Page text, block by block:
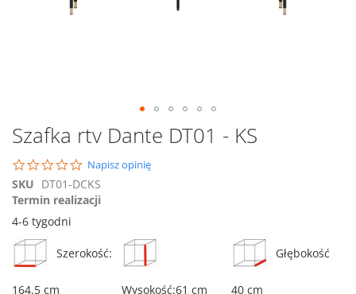
Przejdź
na
początek
galerii
Szafka rtv Dante DT01 - KS
0.0
star
rating
Napisz opinię
SKU DT01-DCKS
Termin realizacji
4-6 tygodni
Szerokość:
164.5 cm Wysokość:61 cm
Głębokość
40 cm